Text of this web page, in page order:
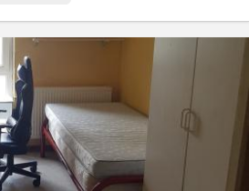
KV 420
dans communautaire de 7, quartier
du Biereau (théatre), Loungeatude,
studieux . Châssis PVC double oscillo-
lointain. Présence d'un frigo privatif
la chambre. A louer disponible du 20...